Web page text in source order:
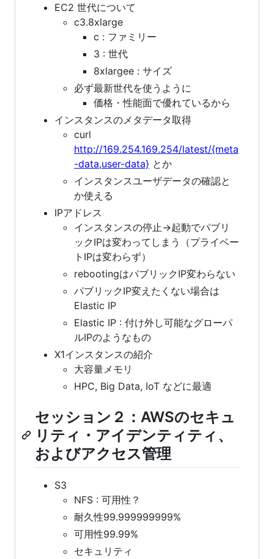
EC2 世代について
c3.8xlarge
c : ファミリー
3 : 世代
8xlargee : サイズ
必ず最新世代を使うように
価格・性能面で優れているから
インスタンスのメタデータ取得
curl
http://169.254.169.254/latest/{meta
-data,user-data} とか
インスタンスユーザデータの確認と
か使える
IPアドレス
インスタンスの停止→起動でパブリ
ックIPは変わってしまう（プライベー
トIPは変わらず）
rebootingはパブリックIP変わらない
パブリックIP変えたくない場合は
Elastic IP
Elastic IP : 付け外し可能なグローパ
ルIPのようなもの
X1インスタンスの紹介
大容量メモリ
HPC, Big Data, IoT などに最適
セッション２：AWSのセキュ
リティ・アイデンティティ、
およびアクセス管理
S3
NFS : 可用性？
耐久性99.999999999%
可用性99.99%
セキュリティ